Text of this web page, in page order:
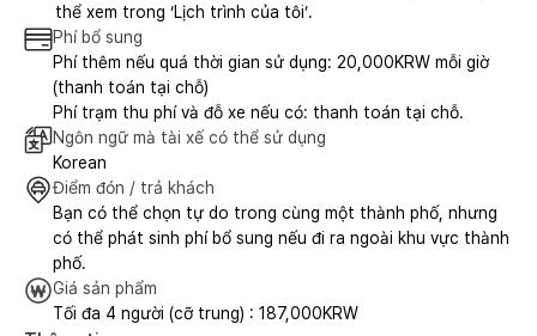
thể xem trong ‘Lịch trình của tôi’.
Phí bổ sung
Phí thêm nếu quá thời gian sử dụng: 20,000KRW mỗi giờ
(thanh toán tại chỗ)
Phí trạm thu phí và đỗ xe nếu có: thanh toán tại chỗ.
Ngôn ngữ mà tài xế có thể sử dụng
Korean
Điểm đón / trả khách
Bạn có thể chọn tự do trong cùng một thành phố, nhưng
có thể phát sinh phí bổ sung nếu đi ra ngoài khu vực thành
phố.
Giá sản phẩm
Tối đa 4 người (cỡ trung) : 187,000KRW